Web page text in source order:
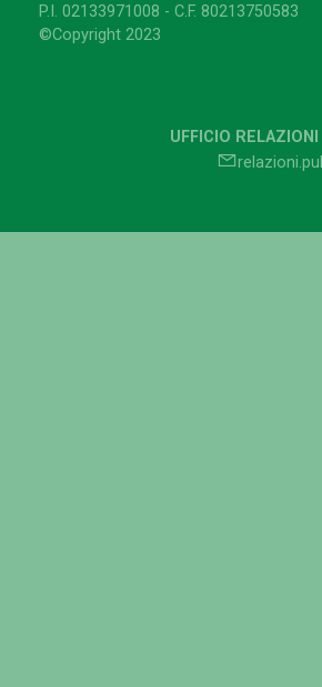
P.I. 02133971008 - C.F. 80213750583
©Copyright 2023
UFFICIO